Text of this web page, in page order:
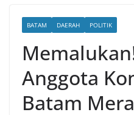
BATAM DAERAH POLITIK
Anggota
Batam